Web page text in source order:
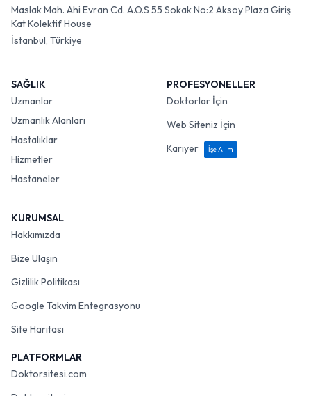
Maslak Mah. Ahi Evran Cd. A.O.S 55 Sokak No:2 Aksoy Plaza Giriş
Kat Kolektif House
İstanbul, Türkiye
SAĞLIK
Uzmanlar
Uzmanlık Alanları
Hastalıklar
Hizmetler
Hastaneler
PROFESYONELLER
Doktorlar İçin
Web Siteniz İçin
Kariyer
İşe Alım
KURUMSAL
Hakkımızda
Bize Ulaşın
Gizlilik Politikası
Google Takvim Entegrasyonu
Site Haritası
PLATFORMLAR
Doktorsitesi.com